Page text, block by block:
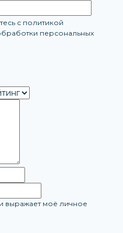
с политикой
персональных
выражает моё личное